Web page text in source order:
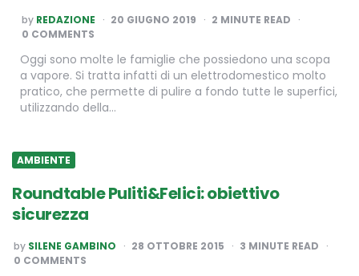
POSTED
BY
by REDAZIONE 20 GIUGNO 2019 2 MINUTE READ
0 COMMENTS
Oggi sono molte le famiglie che possiedono una scopa
a vapore. Si tratta infatti di un elettrodomestico molto
pratico, che permette di pulire a fondo tutte le superfici,
utilizzando della…
AMBIENTE
Roundtable Puliti&Felici: obiettivo
sicurezza
POSTED
BY
by SILENE GAMBINO 28 OTTOBRE 2015 3 MINUTE READ
0 COMMENTS